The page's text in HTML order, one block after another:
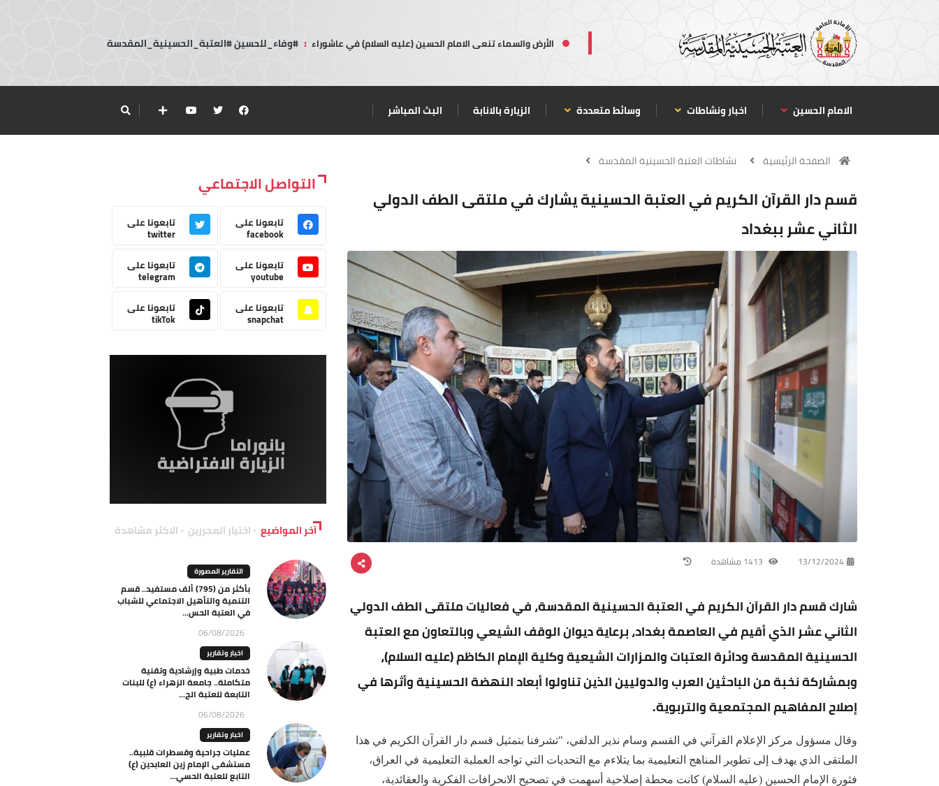
الأرض والسماء تنعى الامام الحسين (عليه السلام) في عاشوراء : #وفاء_للحسين #العتبة_الحسينية_المقدسة
الامام الحسين اخبار ونشاطات وسائط متعددة الزيارة بالانابة البث المباشر
الصفحة الرئيسية نشاطات العتبة الحسينية المقدسة
قسم دار القرآن الكريم في العتبة الحسينية يشارك في ملتقى الطف الدولي
الثاني عشر ببغداد
13/12/2024
شارك قسم دار القرآن الكريم في العتبة الحسينية المقدسة، في فعاليات ملتقى الطف الدولي
الثاني عشر الذي أقيم في العاصمة بغداد، برعاية ديوان الوقف الشيعي وبالتعاون مع العتبة
الحسينية المقدسة ودائرة العتبات والمزارات الشيعية وكلية الإمام الكاظم (عليه السلام)،
وبمشاركة نخبة من الباحثين العرب والدوليين الذين تناولوا أبعاد النهضة الحسينية وأثرها في
إصلاح المفاهيم المجتمعية والتربوية.
وقال مسؤول مركز الإعلام القرآني في القسم وسام نذير الدلفي، "تشرفنا بتمثيل قسم دار القرآن الكريم في هذا
الملتقى الذي يهدف إلى تطوير المناهج التعليمية بما يتلاءم مع التحديات التي تواجه العملية التعليمية في العراق،
فثورة الإمام الحسين (عليه السلام) كانت محطة إصلاحية أسهمت في تصحيح الانحرافات الفكرية والعقائدية،
التواصل الاجتماعي
تابعونا على
facebook
تابعونا على
twitter
تابعونا على
youtube
تابعونا على
telegram
تابعونا على
snapchat
تابعونا على
tikTok
آخر المواضيع اختيار المحررين الاكثر مشاهدة
التقارير المصورة
بأكثر من (795) ألف مستفيد.. قسم
التنمية والتأهيل الاجتماعي للشباب
في العتبة الحس...
06/08/2026
اخبار وتقارير
خدمات طبية وإرشادية وتقنية
متكاملة.. جامعة الزهراء (ع) للبنات
التابعة للعتبة الح...
06/08/2026
اخبار وتقارير
عمليات جراحية وقسطرات قلبية..
مستشفى الإمام زين العابدين (ع)
التابع للعتبة الحسي...